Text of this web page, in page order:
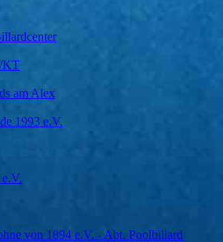
KT
am Alex
1993 e.V.
von 1894 e.V. - Abt. Poolbillard